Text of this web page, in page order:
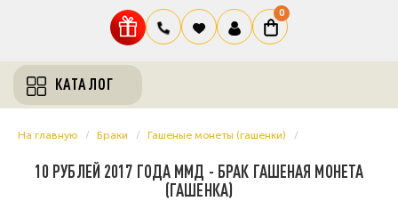
0
КАТАЛОГ
На главную Браки Гашеные монеты (гашенки)
10 РУБЛЕЙ 2017 ГОДА ММД - БРАК ГАШЕНАЯ МОНЕТА
(ГАШЕНКА)